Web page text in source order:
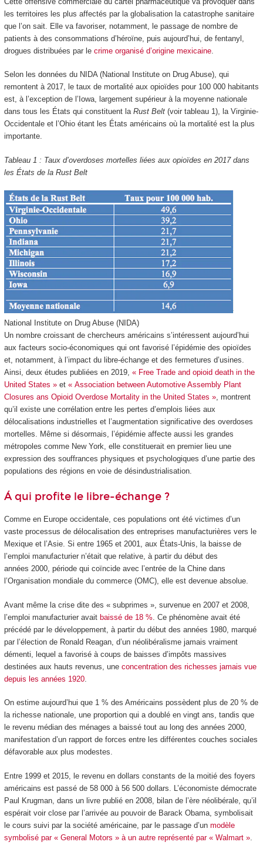
les territoires les plus affectés par la globalisation la catastrophe sanitaire
que l’on sait. Elle va favoriser, notamment, le passage de nombre de
patients à des consommations d’héroïne, puis aujourd’hui, de fentanyl,
drogues distribuées par le crime organisé d’origine mexicaine.
Selon les données du NIDA (National Institute on Drug Abuse), qui
remontent à 2017, le taux de mortalité aux opioïdes pour 100 000 habitants
est, à l’exception de l’Iowa, largement supérieur à la moyenne nationale
dans tous les États qui constituent la Rust Belt(voir tableau 1), la Virginie-
Occidentale et l’Ohio étant les États américains où la mortalité est la plus
importante.
Tableau 1 : Taux d’overdoses mortelles liées aux opioïdes en 2017 dans
les États de la Rust Belt
National Institute on Drug Abuse (NIDA)
Un nombre croissant de chercheurs américains s’intéressent aujourd’hui
aux facteurs socio-économiques qui ont favorisé l’épidémie des opioïdes
et, notamment, à l’impact du libre-échange et des fermetures d’usines.
Ainsi, deux études publiées en 2019, « Free Trade and opioid death in the
United States »et « Association between Automotive Assembly Plant
Closures ans Opioid Overdose Mortality in the United States », montrent
qu’il existe une corrélation entre les pertes d’emplois liées aux
délocalisations industrielles et l’augmentation significative des overdoses
mortelles. Même si désormais, l’épidémie affecte aussi les grandes
métropoles comme New York, elle constituerait en premier lieu une
expression des souffrances physiques et psychologiques d’une partie des
populations des régions en voie de désindustrialisation.
Á qui profite le libre-échange ?
Comme en Europe occidentale, ces populations ont été victimes d’un
vaste processus de délocalisation des entreprises manufacturières vers le
Mexique et l’Asie. Si entre 1965 et 2001, aux États-Unis, la baisse de
l’emploi manufacturier n’était que relative, à partir du début des
années 2000, période qui coïncide avec l’entrée de la Chine dans
l’Organisation mondiale du commerce (OMC), elle est devenue absolue.
Avant même la crise dite des « subprimes », survenue en 2007 et 2008,
l’emploi manufacturier avait baissé de 18 % . Ce phénomène avait été
précédé par le développement, à partir du début des années 1980, marqué
par l’élection de Ronald Reagan, d’un néolibéralisme jamais vraiment
démenti, lequel a favorisé à coups de baisses d’impôts massives
destinées aux hauts revenus, une concentration des richesses jamais vue
depuis les années 1920.
On estime aujourd’hui que 1 % des Américains possèdent plus de 20 % de
la richesse nationale, une proportion qui a doublé en vingt ans, tandis que
le revenu médian des ménages a baissé tout au long des années 2000,
manifestation d’un rapport de forces entre les différentes couches sociales
défavorable aux plus modestes.
Entre 1999 et 2015, le revenu en dollars constants de la moitié des foyers
américains est passé de 58 000 à 56 500 dollars. L’économiste démocrate
Paul Krugman, dans un livre publié en 2008, bilan de l’ère néolibérale, qu’il
espérait voir close par l’arrivée au pouvoir de Barack Obama, symbolisait
le cours suivi par la société américaine, par le passage d’un modèle
symbolisé par « General Motors » à un autre représenté par « Walmart ».